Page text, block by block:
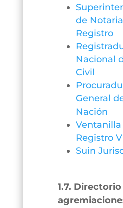
de
Registro
Nacional
Civil
General
Nación
Registro
Suin
1.7.